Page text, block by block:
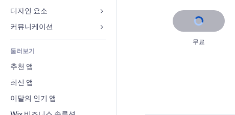
사이트 목록
이메일
판매 버튼
회계
쿠폰 및 로열티
창고 서비스
이벤트
음식점
부동산
예약
갤러리
뮤직
팟캐스트
사진
동영상
PDF
파일 공유
소식
디자인 요소
지도 및 내비게이션
개인정보 및 보안
시계
페이지 템플릿
이미지 효과
버튼 & 메뉴
배너 및 배지
양식
블로그
설문
채팅
메모
전화번호
둘러보기
추천 앱
최신 앱
이달의 인기 앱
무료